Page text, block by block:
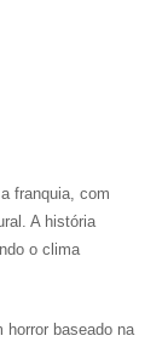
franquia, com
A história
o clima
horror baseado na